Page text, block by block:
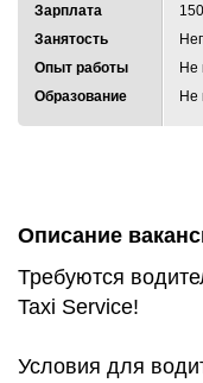
Зарплата
Занятость
Опыт работы
Не
Образование
Не
Описание
Требуются
Taxi Service!
Условия для